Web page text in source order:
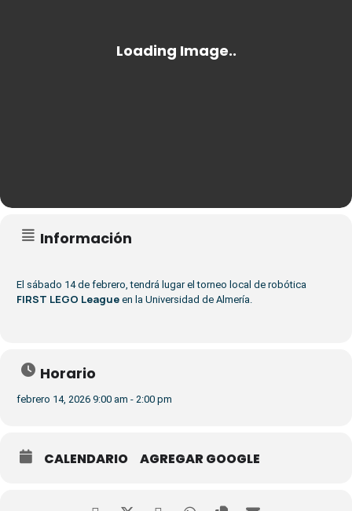
Información
El sábado 14 de febrero, tendrá lugar el torneo local de robótica
FIRST LEGO League en la Universidad de Almería.
Horario
febrero 14, 2026 9:00 am - 2:00 pm
CALENDARIO AGREGAR GOOGLE